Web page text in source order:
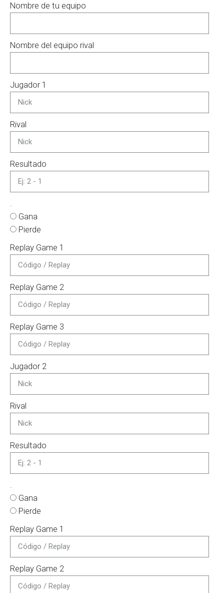
Nombre de tu equipo
Nombre del equipo rival
Jugador 1
Rival
Resultado
Gana
Pierde
Replay Game 1
Replay Game 2
Replay Game 3
Jugador 2
Rival
Resultado
Gana
Pierde
Replay Game 1
Replay Game 2